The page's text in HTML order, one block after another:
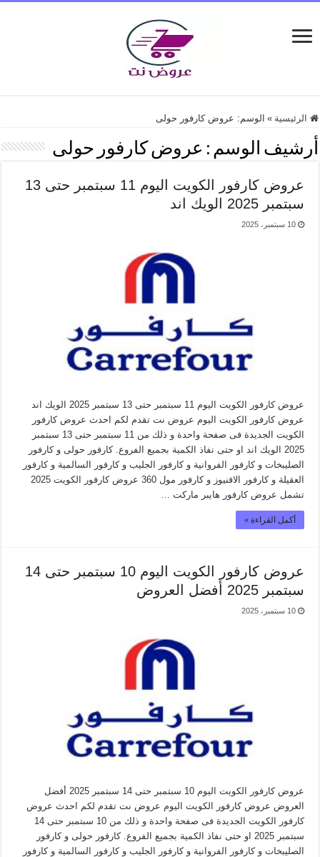
الرئيسية » الوسم: عروض كارفور حولى
أرشيف الوسم : عروض كارفور حولى
عروض كارفور الكويت اليوم 11 سبتمبر حتى 13
سبتمبر 2025 الويك اند
10 سبتمبر، 2025
عروض كارفور الكويت اليوم 11 سبتمبر حتى 13 سبتمبر 2025 الويك اند
عروض كارفور الكويت اليوم عروض نت تقدم لكم احدث عروض كارفور
الكويت الجديدة فى صفحة واحدة و ذلك من 11 سبتمبر حتى 13 سبتمبر
2025 الويك اند او حتى نفاذ الكمية بجميع الفروع. كارفور حولى و كارفور
الصليبخات و كارفور الفروانية و كارفور الجليب و كارفور السالمية و كارفور
العقيلة و كارفور الافنيوز و كارفور مول 360 عروض كارفور الكويت 2025
تشمل عروض كارفور هايبر ماركت …
أكمل القراءة »
عروض كارفور الكويت اليوم 10 سبتمبر حتى 14
سبتمبر 2025 أفضل العروض
10 سبتمبر، 2025
عروض كارفور الكويت اليوم 10 سبتمبر حتى 14 سبتمبر 2025 أفضل
العروض عروض كارفور الكويت اليوم عروض نت تقدم لكم احدث عروض
كارفور الكويت الجديدة فى صفحة واحدة و ذلك من 10 سبتمبر حتى 14
سبتمبر 2025 او حتى نفاذ الكمية بجميع الفروع. كارفور حولى و كارفور
الصليبخات و كارفور الفروانية و كارفور الجليب و كارفور السالمية و كارفور